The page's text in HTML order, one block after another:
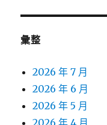
彙整
2026 年 7 月
2026 年 6 月
2026 年 5 月